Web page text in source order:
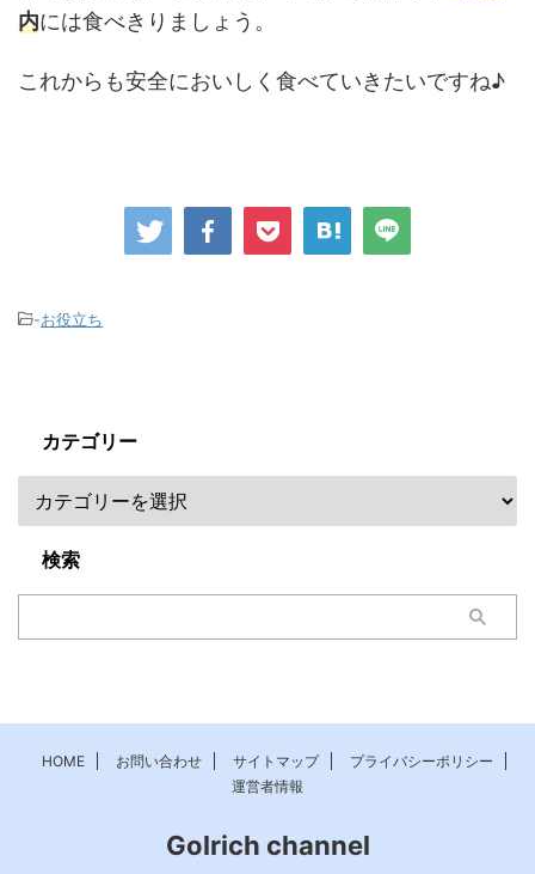
内には食べきりましょう。
これからも安全においしく食べていきたいですね♪
-お役立ち
カテゴリー
検索
HOME お問い合わせ サイトマップ
プライバシーポリシー
運営者情報
Golrich channel